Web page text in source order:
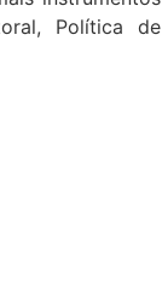
Política de